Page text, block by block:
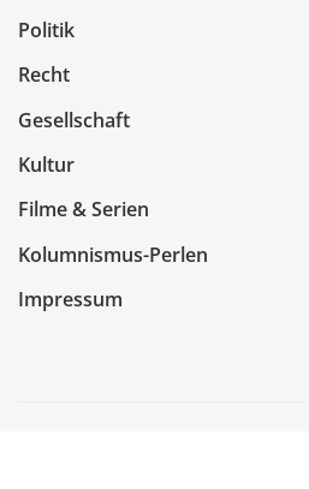
Politik
Recht
Gesellschaft
Kultur
Filme & Serien
Kolumnismus-Perlen
Impressum